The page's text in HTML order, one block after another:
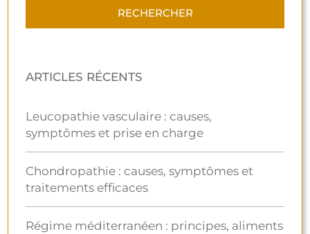
ARTICLES RÉCENTS
Leucopathie vasculaire : causes,
symptômes et prise en charge
Chondropathie : causes, symptômes et
traitements efficaces
Régime méditerranéen : principes, aliments